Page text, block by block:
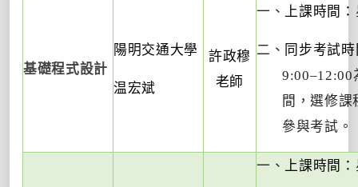
基礎程式設計
陽明交通大學
温宏斌
許政穆
老師
一、 上課時間：
二、 同步考試
9:00–12:00
間，選修課
參與考試。
一、 上課時間：